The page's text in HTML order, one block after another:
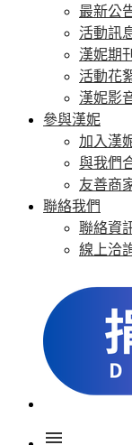
最新公
活動訊
漢妮期刊
活動花
漢妮影
參與漢妮
加入漢
與我們
友善商
聯絡我們
聯絡資
線上洽
menu